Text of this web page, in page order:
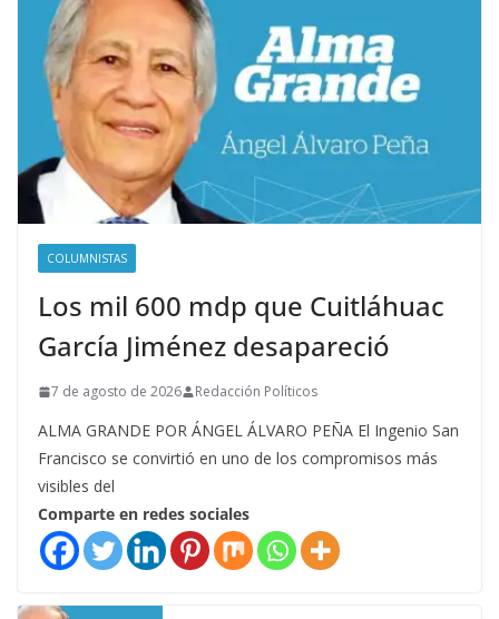
COLUMNISTAS
Los mil 600 mdp que Cuitláhuac
García Jiménez desapareció
7 de agosto de 2026 Redacción Políticos
ALMA GRANDE POR ÁNGEL ÁLVARO PEÑA El Ingenio San
Francisco se convirtió en uno de los compromisos más
visibles del
Comparte en redes sociales